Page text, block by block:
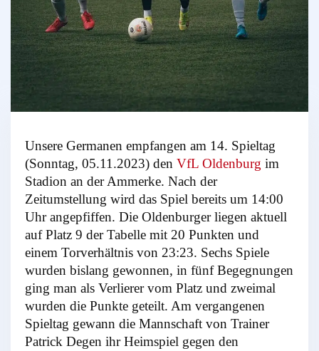
Unsere Germanen empfangen am 14. Spieltag
(Sonntag, 05.11.2023) den VfL Oldenburg im
Stadion an der Ammerke. Nach der
Zeitumstellung wird das Spiel bereits um 14:00
Uhr angepfiffen. Die Oldenburger liegen aktuell
auf Platz 9 der Tabelle mit 20 Punkten und
einem Torverhältnis von 23:23. Sechs Spiele
wurden bislang gewonnen, in fünf Begegnungen
ging man als Verlierer vom Platz und zweimal
wurden die Punkte geteilt. Am vergangenen
Spieltag gewann die Mannschaft von Trainer
Patrick Degen ihr Heimspiel gegen den